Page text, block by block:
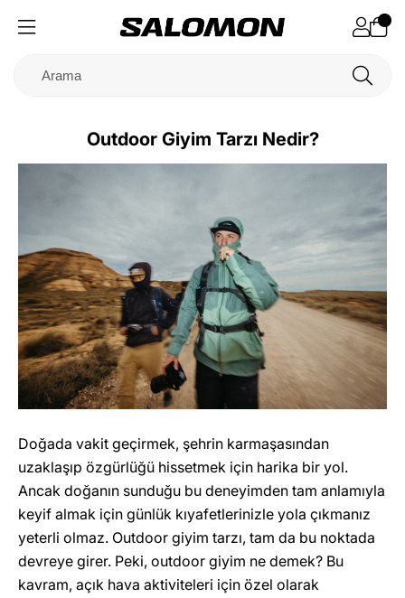
Outdoor Giyim Tarzı Nedir?
Doğada vakit geçirmek, şehrin karmaşasından
uzaklaşıp özgürlüğü hissetmek için harika bir yol.
Ancak doğanın sunduğu bu deneyimden tam anlamıyla
keyif almak için günlük kıyafetlerinizle yola çıkmanız
yeterli olmaz. Outdoor giyim tarzı, tam da bu noktada
devreye girer. Peki, outdoor giyim ne demek? Bu
kavram, açık hava aktiviteleri için özel olarak